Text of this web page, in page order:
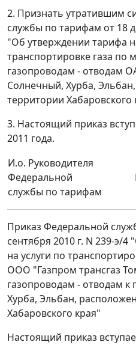
2. Признать утратившим
службы по тарифам от 18
"Об утверждении тарифа
транспортировке газа по
газопроводам - отводам
Солнечный, Хурба,
территории Хабаровского
3. Настоящий приказ
2011 года.
И.о. Руководителя
Федеральной
службы по тарифам
Приказ Федеральной
сентября 2010 г. N 239-э/
на услуги по
ООО "Газпром трансгаз
газопроводам - отводам
Хурба, Эльбан,
Хабаровского края"
Настоящий приказ